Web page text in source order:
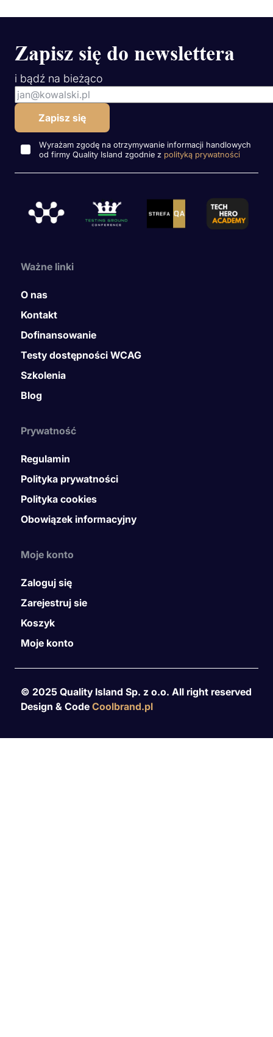
Zapisz się do newslettera
i bądź na bieżąco
Wyrażam zgodę na otrzymywanie informacji handlowych
od firmy Quality Island zgodnie z polityką prywatności
Ważne linki
O nas
Kontakt
Dofinansowanie
Testy dostępności WCAG
Szkolenia
Blog
Prywatność
Regulamin
Polityka prywatności
Polityka cookies
Obowiązek informacyjny
Moje konto
Zaloguj się
Zarejestruj sie
Koszyk
Moje konto
© 2025 Quality Island Sp. z o.o. All right reserved
Design & Code Coolbrand.pl